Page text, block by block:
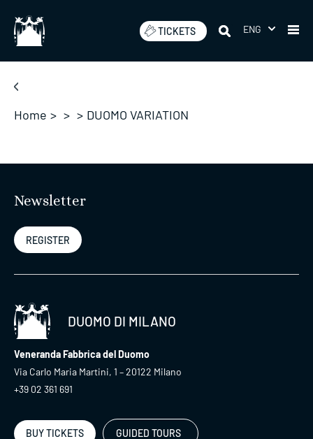
content
TICKETS ENG
Home > > > DUOMO VARIATION
Newsletter
REGISTER
DUOMO DI MILANO
Veneranda Fabbrica del Duomo
Via Carlo Maria Martini, 1 – 20122 Milano
+39 02 361 691
BUY TICKETS GUIDED TOURS